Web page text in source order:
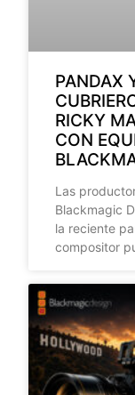
PANDAX
RICKY
CON
Las
Blackmagic
la reciente
compositor